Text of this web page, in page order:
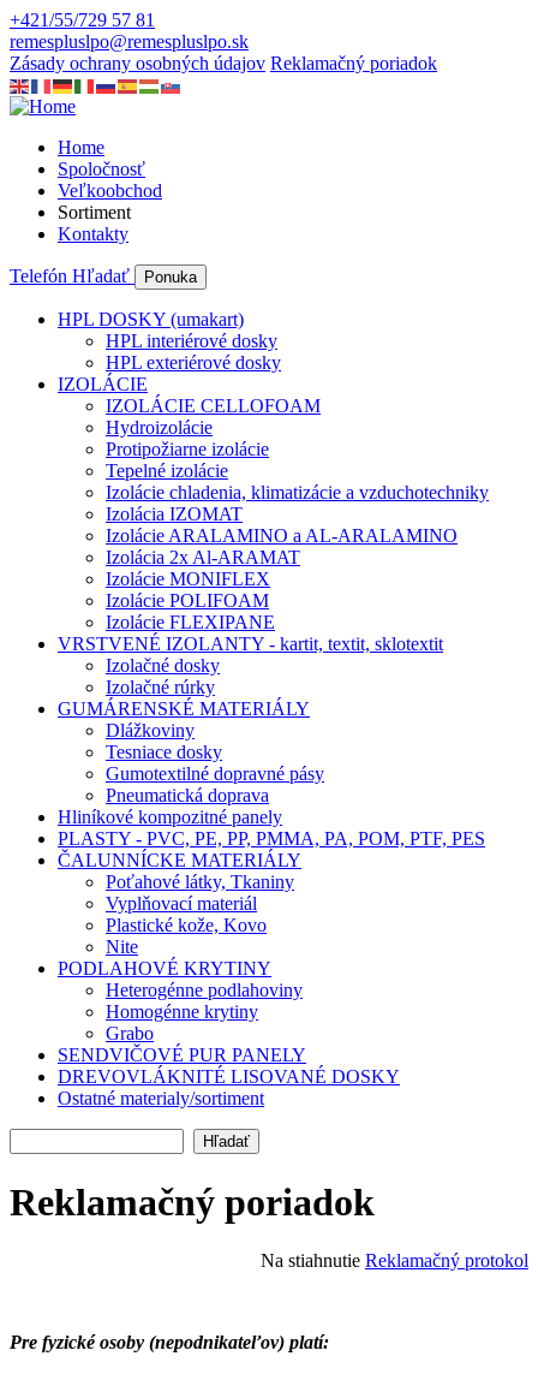
Skip
to
main
content
+421/55/729 57 81
remespluslpo@remespluslpo.sk
Zásady ochrany osobných údajov Reklamačný poriadok
Main
navigation
Home
Spoločnosť
Veľkoobchod
Sortiment
Kontakty
Telefón Hľadať Ponuka
Products
navigation
HPL DOSKY (umakart)
HPL interiérové dosky
HPL exteriérové dosky
IZOLÁCIE
IZOLÁCIE CELLOFOAM
Hydroizolácie
Protipožiarne izolácie
Tepelné izolácie
Izolácie chladenia, klimatizácie a vzduchotechniky
Izolácia IZOMAT
Izolácie ARALAMINO a AL-ARALAMINO
Izolácia 2x Al-ARAMAT
Izolácie MONIFLEX
Izolácie POLIFOAM
Izolácie F­LEXIPANE
VRSTVENÉ IZOLANTY - kartit, textit, sklotextit
Izolačné dosky
Izolačné rúrky
GUMÁRENSKÉ MATERIÁLY
Dlážkoviny
Tesniace dosky
Gumotextilné dopravné pásy
Pneumatická doprava
Hliníkové kompozitné panely
PLASTY - PVC, PE, PP, PMMA, PA, POM, PTF, PES
ČALUNNÍCKE MATERIÁLY
Poťahové látky, Tkaniny
Vyplňovací materiál
Plastické kože, Kovo
Nite
PODLAHOVÉ KRYTINY
Heterogénne podlahoviny
Homogénne krytiny
Grabo
SENDVIČOVÉ PUR PANELY
DREVOVLÁKNITÉ LISOVANÉ DOSKY
Ostatné materialy/sortiment
Reklamačný poriadok
Na stiahnutie Reklamačný protokol
Pre fyzické osoby (nepodnikateľov) platí: